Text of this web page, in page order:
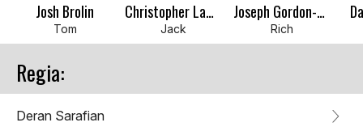
Josh Brolin
Tom
Christopher Lambert
Jack
Joseph Gordon-Levitt
Rich
Regia:
Deran Sarafian